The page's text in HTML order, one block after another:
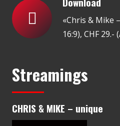
«Chris & Mike
16:9), CHF 29.-
Streamings
CHRIS & MIKE – unique